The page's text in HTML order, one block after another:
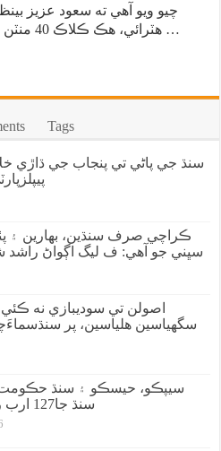
چيو ويو آهي ته سعود عزيز
هٽرائي، هڪ ڪلاڪ 40 منٽن کانپوءِ ئي ڪرائيم سين ڌوئڻ …
Tags
سنڌ جي پاڻي تي پنجاب جي ڌاڙي
ڪراچي صرف سنڌين، بهارين ۽
سڀني جو آهي: ف ليگ اڳواڻ راشد
سگهياسين هلياسين، پر
سيپڪو، حيسڪو ۽ سنڌ حڪومت
سنڌ جا127 ارب رپيا ٻڏي ويا؟